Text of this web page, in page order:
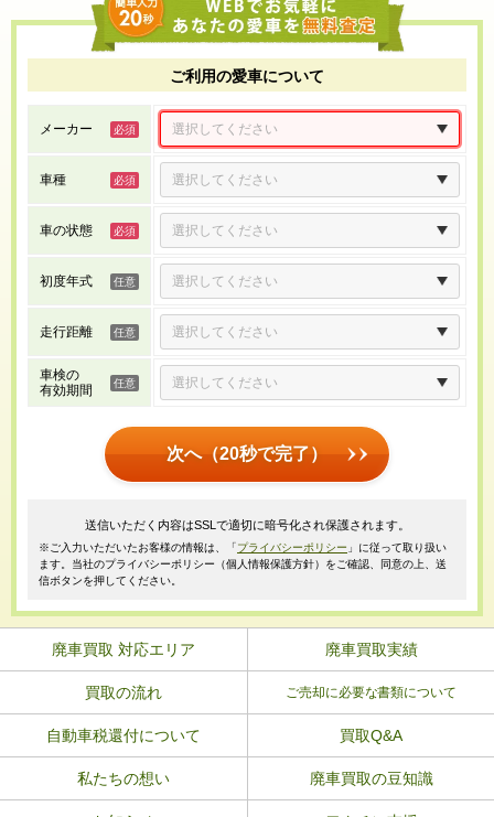
ご利用の愛車について
メーカー
車種
車の状態
初度年式
走行距離
車検の
有効期間
次へ（20秒で完了）
送信いただく内容はSSLで適切に暗号化され保護されます。
※ご入力いただいたお客様の情報は、「プライバシーポリシー 」に従って取り扱い
ます。当社のプライバシーポリシー（個人情報保護方針）をご確認、同意の上、送
信ボタンを押してください。
廃車買取 対応エリア 廃車買取実績
買取の流れ ご売却に必要な書類について
自動車税還付について 買取Q&A
私たちの想い 廃車買取の豆知識